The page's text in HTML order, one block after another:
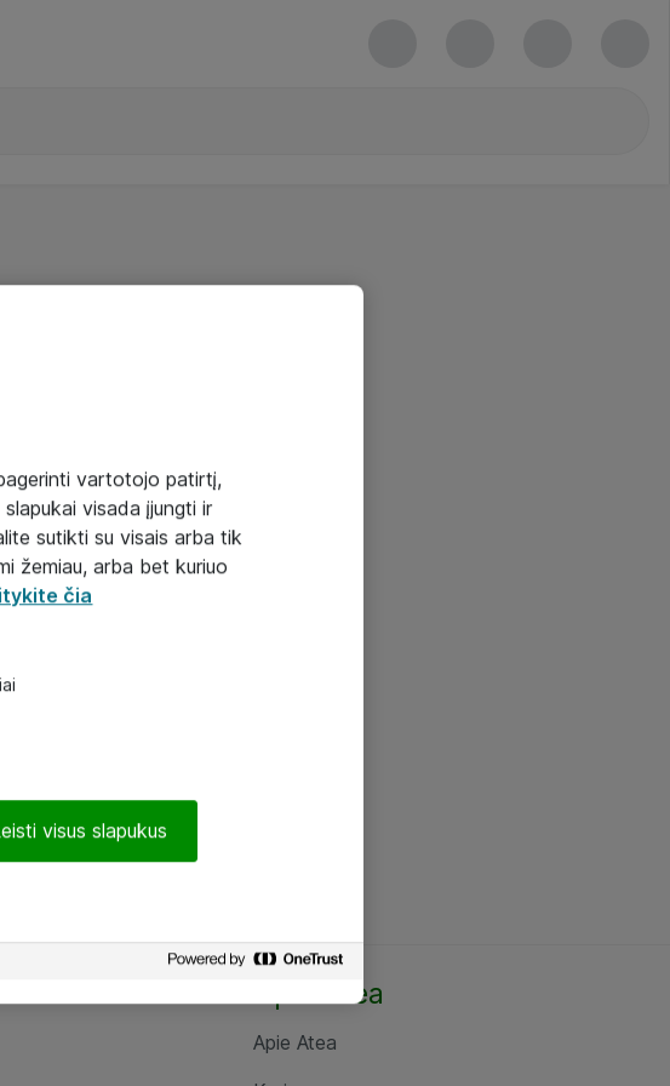
Apie Atea
Apie Atea
vartotojo patirtį,
visada įjungti ir
sutikti su visais arba tik
žemiau, arba bet kuriuo
čia
visus slapukus